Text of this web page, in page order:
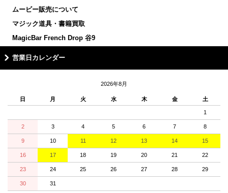
ムービー販売について
マジック道具・書籍買取
MagicBar French Drop 谷9
営業日カレンダー
2026年8月
日 月 火 水 木 金 土
1
2 3 4 5 6 7 8
9 10 11 12 13 14 15
16 17 18 19 20 21 22
23 24 25 26 27 28 29
30 31